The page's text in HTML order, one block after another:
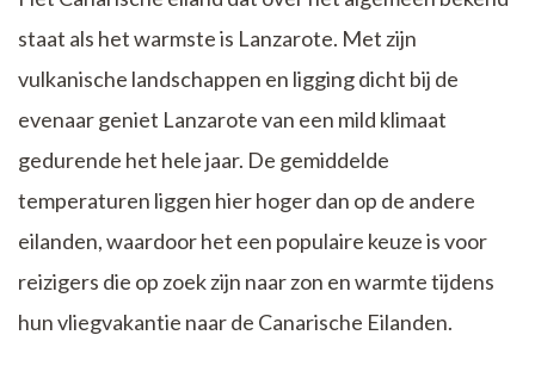
staat als het warmste is Lanzarote. Met zijn
vulkanische landschappen en ligging dicht bij de
evenaar geniet Lanzarote van een mild klimaat
gedurende het hele jaar. De gemiddelde
temperaturen liggen hier hoger dan op de andere
eilanden, waardoor het een populaire keuze is voor
reizigers die op zoek zijn naar zon en warmte tijdens
hun vliegvakantie naar de Canarische Eilanden.